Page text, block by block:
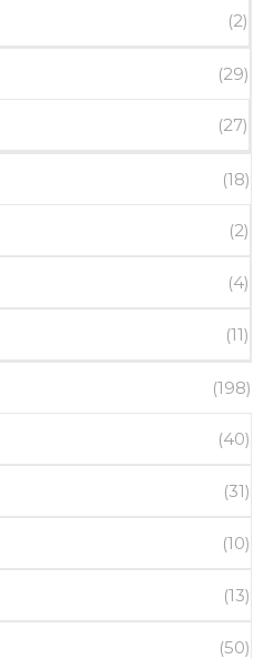
(2)
(29)
(27)
(18)
(2)
(4)
(11)
(198)
(40)
(31)
(10)
(13)
(50)